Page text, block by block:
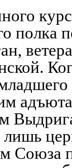
полка
лишь
Союза